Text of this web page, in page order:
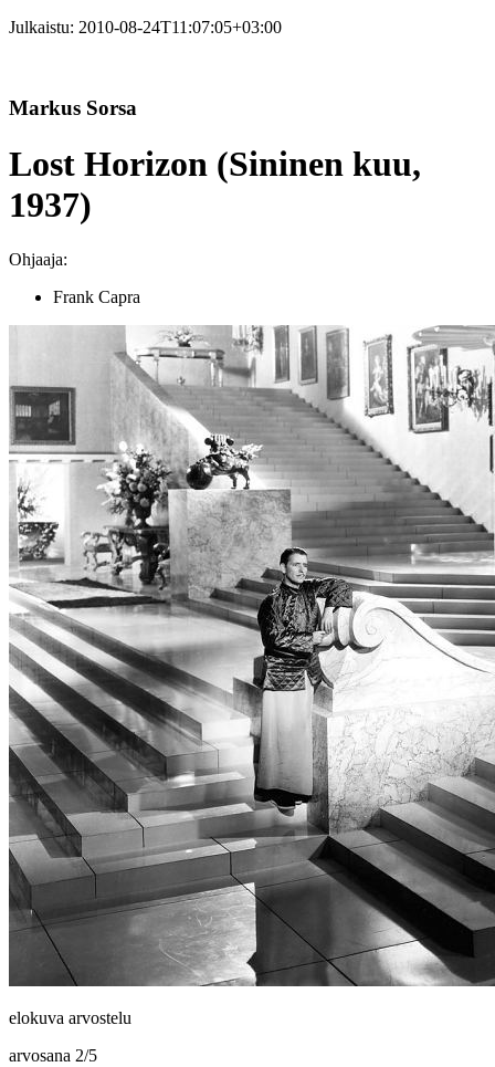
Julkaistu: 2010-08-24T11:07:05+03:00
Markus Sorsa
Lost Horizon (Sininen kuu,
1937)
Ohjaaja:
Frank Capra
elokuva arvostelu
arvosana 2/5